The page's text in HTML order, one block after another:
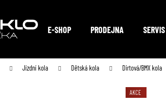
E-SHOP PRODEJNA SERVIS
Jízdní kola Dětská kola Dirtová/BMX kola
AKCE
Co